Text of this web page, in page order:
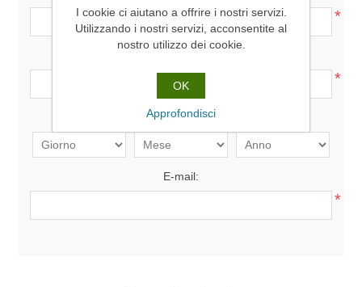
*
*
Data di nascita:
E-mail:
*
I cookie ci aiutano a offrire i nostri servizi.
Utilizzando i nostri servizi, acconsentite al
nostro utilizzo dei cookie.
OK
Approfondisci